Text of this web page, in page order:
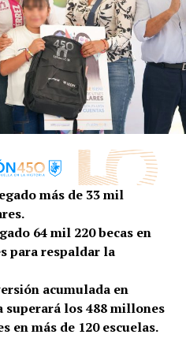
últimos seis eventos del
los teníamos en 3 años,
económica
de pesos, siendo un 22
reiteró.
mil 600 personas de 450
comunitariasque
director de Comercio y
busca fortalecer el
a 200 comerciantes que
comercios en la Calzada
más de 33 mil
64 mil 220 becas en
para respaldar la
acumulada en
los 488 millones
en más de 120 escuelas.